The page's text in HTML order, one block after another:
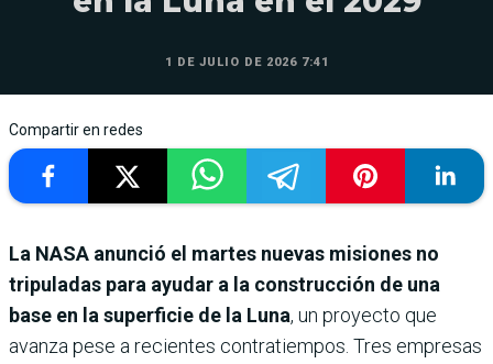
1 DE JULIO DE 2026 7:41
Compartir en redes
La NASA anunció el martes nuevas misiones no
tripuladas para ayudar a la construcción de una
base en la superficie de la Luna, un proyecto que
avanza pese a recientes contratiempos. Tres empresas